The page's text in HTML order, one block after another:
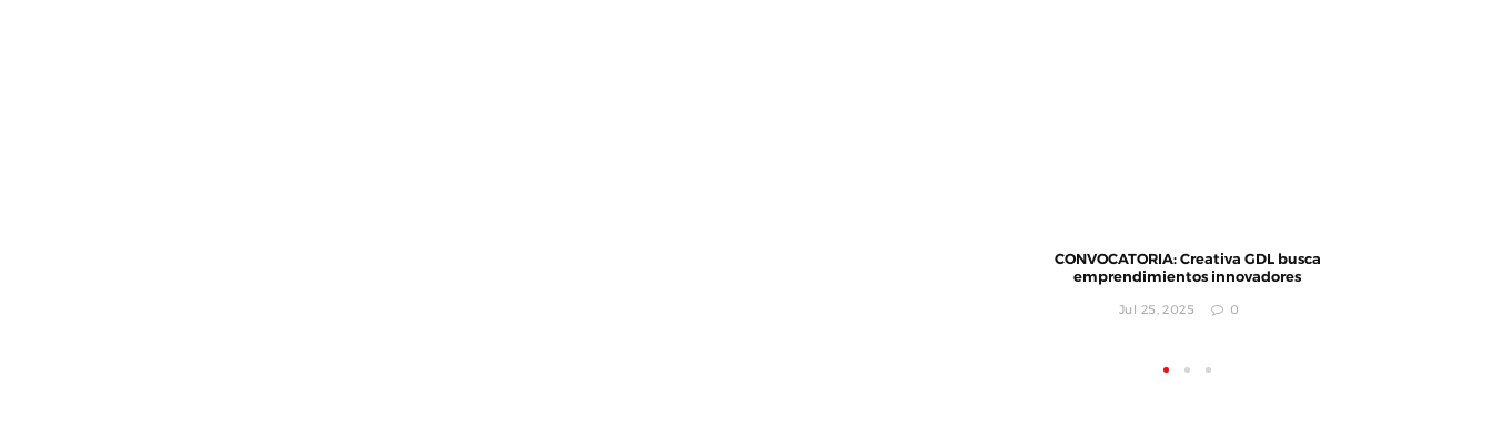
CONVOCATORIA: Creativa GDL busca
emprendimientos innovadores
Jul 25, 2025 0